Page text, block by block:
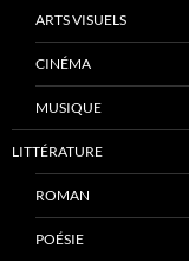
ARTS VISUELS
CINÉMA
MUSIQUE
LITTÉRATURE
ROMAN
POÉSIE